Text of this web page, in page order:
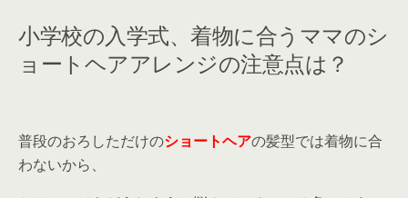
小学校の入学式、着物に合うママのシ
ョートヘアアレンジの注意点は？
普段のおろしただけのショートヘアの髪型では着物に合
わないから、